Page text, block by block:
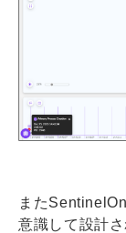
また
意識して設計